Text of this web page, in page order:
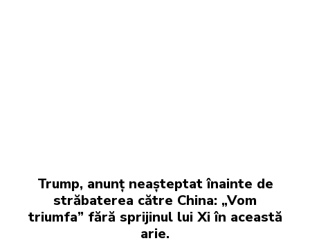
Trump, anunț neașteptat înainte de
străbaterea către China: „Vom
triumfa” fără sprijinul lui Xi în această
arie.